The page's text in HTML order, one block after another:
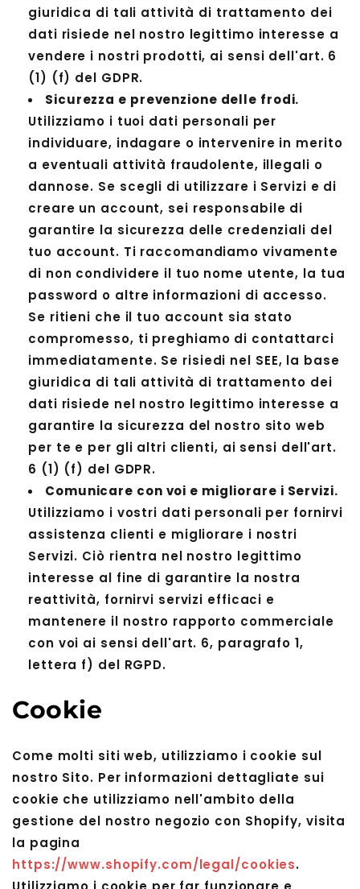
giuridica di tali attività di trattamento dei
dati risiede nel nostro legittimo interesse a
vendere i nostri prodotti, ai sensi dell'art. 6
(1) (f) del GDPR.
Sicurezza e prevenzione delle frodi.
Utilizziamo i tuoi dati personali per
individuare, indagare o intervenire in merito
a eventuali attività fraudolente, illegali o
dannose. Se scegli di utilizzare i Servizi e di
creare un account, sei responsabile di
garantire la sicurezza delle credenziali del
tuo account. Ti raccomandiamo vivamente
di non condividere il tuo nome utente, la tua
password o altre informazioni di accesso.
Se ritieni che il tuo account sia stato
compromesso, ti preghiamo di contattarci
immediatamente. Se risiedi nel SEE, la base
giuridica di tali attività di trattamento dei
dati risiede nel nostro legittimo interesse a
garantire la sicurezza del nostro sito web
per te e per gli altri clienti, ai sensi dell'art.
6 (1) (f) del GDPR.
Comunicare con voi e migliorare i Servizi.
Utilizziamo i vostri dati personali per fornirvi
assistenza clienti e migliorare i nostri
Servizi. Ciò rientra nel nostro legittimo
interesse al fine di garantire la nostra
reattività, fornirvi servizi efficaci e
mantenere il nostro rapporto commerciale
con voi ai sensi dell'art. 6, paragrafo 1,
lettera f) del RGPD.
Cookie
Come molti siti web, utilizziamo i cookie sul
nostro Sito. Per informazioni dettagliate sui
cookie che utilizziamo nell'ambito della
gestione del nostro negozio con Shopify, visita
la pagina
https://www.shopify.com/legal/cookies.